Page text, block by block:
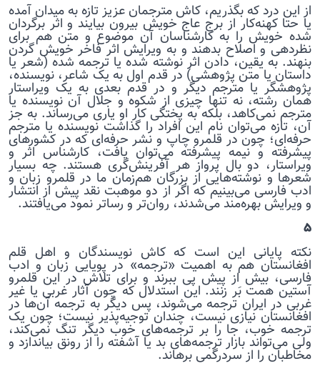
از این درد که بگذریم، کاش مترجمان عزیز تازه به میدان آمده
یا حتا کهنه‌کار از برج عاج خویش بیرون بیایند و اثر برگردان
شده خویش را به کارشناسان آن موضوع و متن هم برای
نظردهی و اصلاح بدهند و به ویرایش اثر فاخر خویش گردن
بنهند. به یقین، دادن اثر نوشته شده یا ترجمه شده (شعر یا
داستان یا متن پژوهشی) در قدم اول به یک شاعر، نویسنده،
پژوهشگر یا مترجم دیگر و در قدم بعدی به یک ویراستار
همان رشته، نه تنها چیزی از شکوه و جلال آن نویسنده یا
مترجم نمی‌کاهد، بلکه به پختگی کار او یاری می‌رساند. به جز
آن، تازه می‌توان نام این افراد را گذاشت نویسنده یا مترجم
حرفه‌ای؛ چون در قلمرو چاپ و نشر حرفه‌‌ای که در کشورهای
پیشرفته و نیمه پیشرفته می‌توان یافت، کارشناس اثر و
ویراستار، دو بال پرواز هر آفرینش‌گری هستند. چه بسیار
شعرها و نوشته‌هایی از بزرگان هم‌زمان ما در قلمرو زبان و
ادب فارسی می‌بینیم که اگر از دو موهبت نقد پیش از انتشار
و ویرایش بهره‌مند می‌شدند، روان‌تر و رساتر نمود می‌یافتند.
۵
نکته پایانی این است که کاش نویسندگان و اهل قلم
افغانستان هم به اهمیت «ترجمه» در پویایی زبان و ادب
فارسی، بیش از پیش پی ببرند و برای تلاش در این قلمرو
آستین همت بَر زنند. این استدلال که چون آثار غربی یا غیر
غربی در ایران ترجمه می‌شوند، پس دیگر به ترجمه آن‌ها در
افغانستان نیازی نیست، چندان توجیه‌پذیر نیست؛ چون یک
ترجمه خوب، جا را بر ترجمه‌های خوب دیگر تنگ نمی‌کند،
ولی می‌تواند بازار ترجمه‌های بد یا آشفته را از رونق بیاندازد و
مخاطبان را از سردرگمی برهاند.